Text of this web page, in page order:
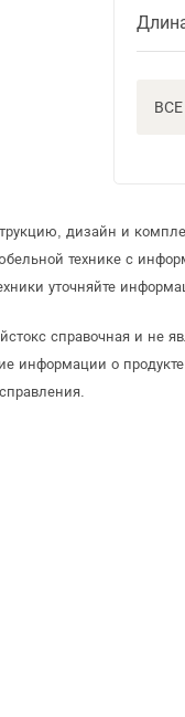
дизайн и
технике с
уточняйте
справочная и не
информации о